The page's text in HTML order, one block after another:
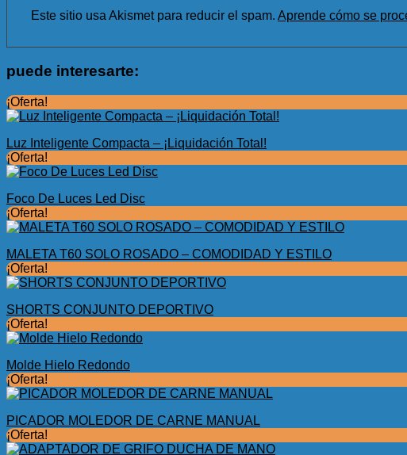
Este sitio usa Akismet para reducir el spam. Aprende cómo se
puede interesarte:
¡Oferta!
Luz Inteligente Compacta – ¡Liquidación Total!
¡Oferta!
Foco De Luces Led Disc
¡Oferta!
MALETA T60 SOLO ROSADO – COMODIDAD Y ESTILO
¡Oferta!
SHORTS CONJUNTO DEPORTIVO
¡Oferta!
Molde Hielo Redondo
¡Oferta!
PICADOR MOLEDOR DE CARNE MANUAL
¡Oferta!